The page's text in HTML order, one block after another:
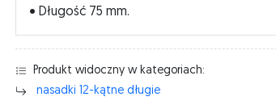
• Długość 75 mm.
Produkt widoczny w kategoriach:
nasadki 12-kątne długie